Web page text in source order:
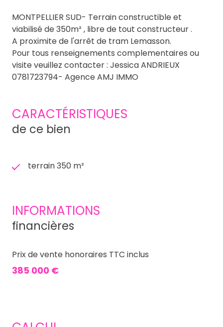
MONTPELLIER SUD- Terrain constructible et
viabilisé de 350m² , libre de tout constructeur .
A proximite de l'arrêt de tram Lemasson.
Pour tous renseignements complementaires ou
visite veuillez contacter : Jessica ANDRIEUX
0781723794- Agence AMJ IMMO
CARACTÉRISTIQUES
de ce bien
terrain 350 m²
INFORMATIONS
financières
Prix de vente honoraires TTC inclus
385 000 €